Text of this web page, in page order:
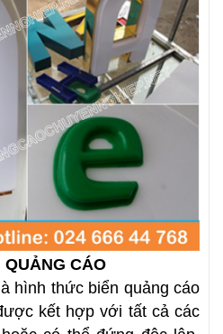
CÁO
hình thức biển quảng cáo
kết hợp với tất cả các